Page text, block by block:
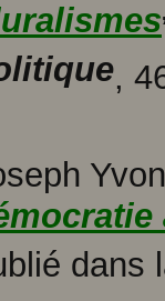
,
dans